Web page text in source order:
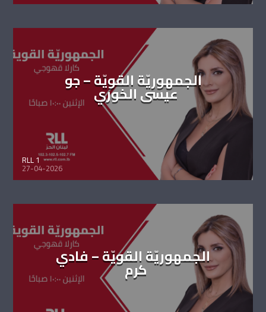
الجمهوريّة القويّة – جو
عيسى الخوري
RLL 1
27-04-2026
الجمهوريّة القويّة – فادي
كرم